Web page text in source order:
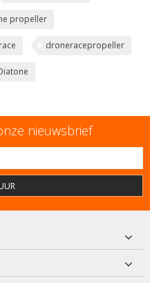
propeller
droneracepropeller
nieuwsbrief